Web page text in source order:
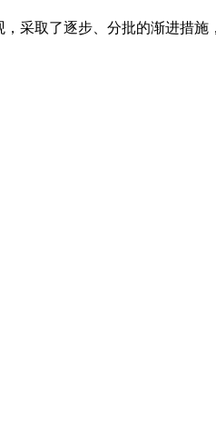
采取了逐步、分批的渐进措